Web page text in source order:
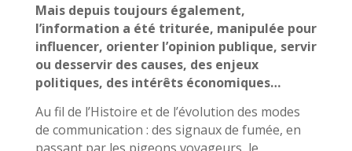
Mais depuis toujours également,
l’information a été triturée, manipulée pour
influencer, orienter l’opinion publique, servir
ou desservir des causes, des enjeux
politiques, des intérêts économiques…
Au fil de l’Histoire et de l’évolution des modes
de communication : des signaux de fumée, en
passant par les pigeons voyageurs, le